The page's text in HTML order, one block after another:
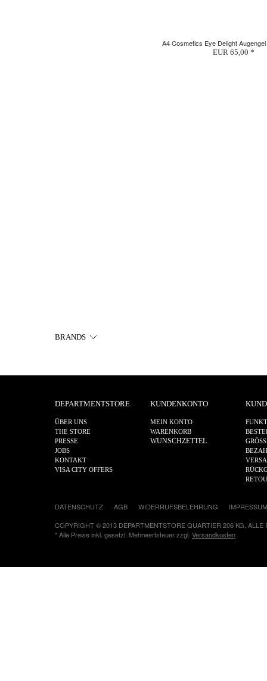
A4 Cosmetics Eye Delight
EUR 65,00 *
BRANDS
DEPARTMENTSTORE
ÜBER UNS
THE STORE
PRESSE
JOBS
KONTAKT
VISA CITY OFFERS
KUNDENKONTO
MEIN KONTO
WARENKORB
WUNSCHZETTEL
DATENSCHUTZ AGB WIDERRUFSBELEHRUNG
IMPRESSUM
COPYRIGHT © 2013 DEPARTMENTSTORE QUARTIER 206 KG, ALLE
* Alle Preise inkl. gesetzl. Mehrwertsteuer zzgl. Versandkosten